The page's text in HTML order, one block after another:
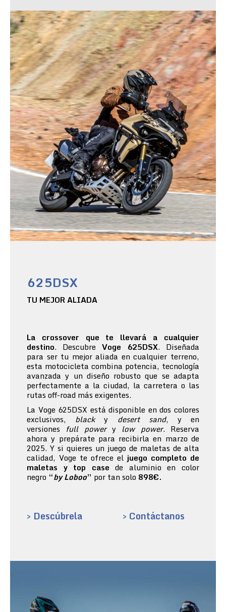
625DSX
TU MEJOR ALIADA
La crossover que te llevará a cualquier
destino. Descubre Voge 625DSX. Diseñada
para ser tu mejor aliada en cualquier terreno,
esta motocicleta combina potencia, tecnología
avanzada y un diseño robusto que se adapta
perfectamente a la ciudad, la carretera o las
rutas off-road más exigentes.
La Voge 625DSX está disponible en dos colores
exclusivos, blacky desert sand, y en
versiones full powery low power. Reserva
ahora y prepárate para recibirla en marzo de
2025. Y si quieres un juego de maletas de alta
calidad, Voge te ofrece el juego completo de
maletas y top case de aluminio en color
negro “by Loboo” por tan solo 898€.
> Descúbrela > Contáctanos